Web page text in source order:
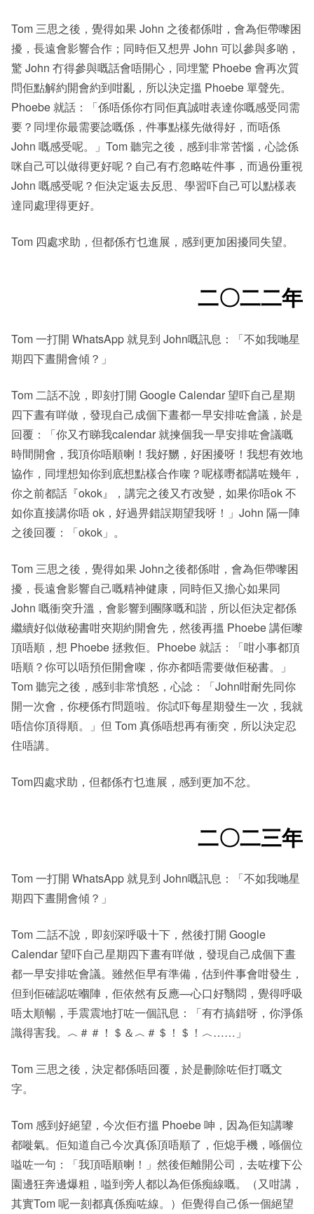
Tom 三思之後，覺得如果 John 之後都係咁，會為佢帶嚟困
擾，長遠會影響合作；同時佢又想畀 John 可以參與多啲，
驚 John 冇得參與嘅話會唔開心，同埋驚 Phoebe 會再次質
問佢點解約開會約到咁亂，所以決定搵 Phoebe 單聲先。
Phoebe 就話：「係唔係你冇同佢真誠咁表達你嘅感受同需
要？同埋你最需要諗嘅係，件事點樣先做得好，而唔係
John 嘅感受呢。」Tom 聽完之後，感到非常苦惱，心諗係
咪自己可以做得更好呢？自己有冇忽略咗件事，而過份重視
John 嘅感受呢？佢決定返去反思、學習吓自己可以點樣表
達同處理得更好。
Tom 四處求助，但都係冇乜進展，感到更加困擾同失望。
二〇二二年
Tom 一打開 WhatsApp 就見到 John嘅訊息：「不如我哋星
期四下晝開會傾？」
Tom 二話不說，即刻打開 Google Calendar 望吓自己星期
四下晝有咩做，發現自己成個下晝都一早安排咗會議，於是
回覆：「你又冇睇我calendar 就揀個我一早安排咗會議嘅
時間開會，我頂你唔順喇！我好嬲，好困擾呀！我想有效地
協作，同埋想知你到底想點樣合作㗎？呢樣嘢都講咗幾年，
你之前都話『okok』，講完之後又冇改變，如果你唔ok 不
如你直接講你唔 ok，好過畀錯誤期望我呀！」John 隔一陣
之後回覆：「okok」。
Tom 三思之後，覺得如果 John之後都係咁，會為佢帶嚟困
擾，長遠會影響自己嘅精神健康，同時佢又擔心如果同
John 嘅衝突升溫，會影響到團隊嘅和諧，所以佢決定都係
繼續好似做秘書咁夾期約開會先，然後再搵 Phoebe 講佢嚟
頂唔順，想 Phoebe 拯救佢。Phoebe 就話：「咁小事都頂
唔順？你可以唔預佢開會㗎，你亦都唔需要做佢秘書。」
Tom 聽完之後，感到非常憤怒，心諗：「John咁耐先同你
開一次會，你梗係冇問題啦。你試吓每星期發生一次，我就
唔信你頂得順。」但 Tom 真係唔想再有衝突，所以決定忍
住唔講。
Tom四處求助，但都係冇乜進展，感到更加不忿。
二〇二三年
Tom 一打開 WhatsApp 就見到 John嘅訊息：「不如我哋星
期四下晝開會傾？」
Tom 二話不說，即刻深呼吸十下，然後打開 Google
Calendar 望吓自己星期四下晝有咩做，發現自己成個下晝
都一早安排咗會議。雖然佢早有準備，估到件事會咁發生，
但到佢確認咗嗰陣，佢依然有反應—心口好翳悶，覺得呼吸
唔太順暢，手震震地打咗一個訊息：「有冇搞錯呀，你淨係
識得害我。︿＃＃！＄＆︿＃＄！＄！︿……」
Tom 三思之後，決定都係唔回覆，於是刪除咗佢打嘅文
字。
Tom 感到好絕望，今次佢冇搵 Phoebe 呻，因為佢知講嚟
都嘥氣。佢知道自己今次真係頂唔順了，佢熄手機，喺個位
嗌咗一句：「我頂唔順喇！」然後佢離開公司，去咗樓下公
園邊狂奔邊爆粗，嗌到旁人都以為佢係痴線嘅。（又咁講，
其實Tom 呢一刻都真係痴咗線。）佢覺得自己係一個絕望